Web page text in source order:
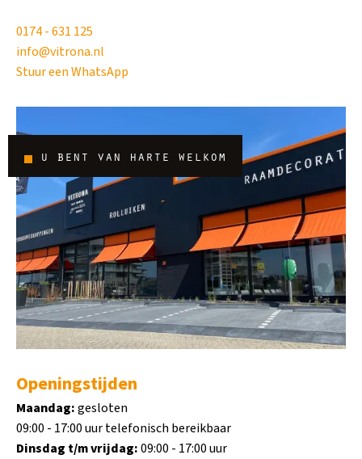
0174 - 631 125
info@vitrona.nl
Stuur een WhatsApp
u bent van harte welkom
Openingstijden
Maandag:gesloten
09:00 - 17:00 uur telefonisch bereikbaar
Dinsdag t/m vrijdag:09:00 - 17:00 uur